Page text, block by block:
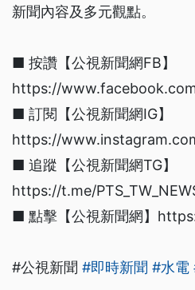
新聞內容及多元觀點。
■ 按讚【公視新聞網FB】
https://
■ 訂閱【公視新聞網IG】
https://
■ 追蹤【公視新聞網TG】
https://t.me/
■ 點擊【公視新聞網】
#公視新聞 #即時新聞 #水電